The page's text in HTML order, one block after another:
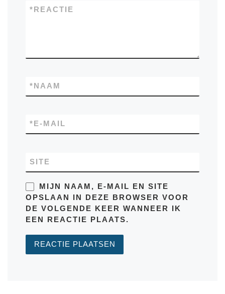
REACTIE
*
NAAM
*
E-MAIL
*
SITE
MIJN NAAM, E-MAIL EN SITE
OPSLAAN IN DEZE BROWSER VOOR
DE VOLGENDE KEER WANNEER IK
EEN REACTIE PLAATS.